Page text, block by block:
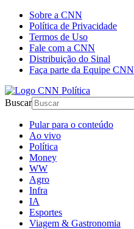
Sobre a CNN
Política de Privacidade
Termos de Uso
Fale com a CNN
Distribuição do Sinal
Faça parte da Equipe CNN
Buscar
Pular para o conteúdo
Ao vivo
Política
Money
WW
Agro
Infra
IA
Esportes
Viagem & Gastronomia